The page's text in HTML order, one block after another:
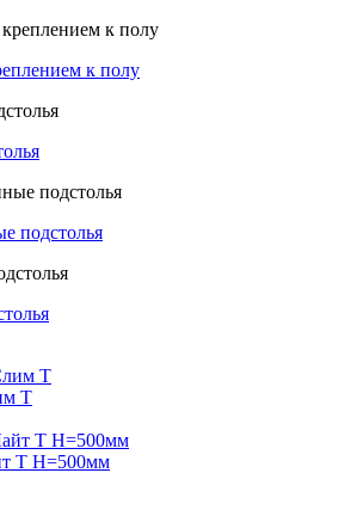
к полу
подстолья
Т
Т H=500мм